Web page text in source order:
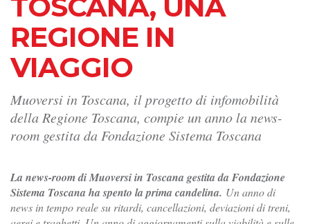
REGIONE IN
VIAGGIO
Muoversi in Toscana, il progetto di infomobilità
della Regione Toscana, compie un anno la news-
room gestita da Fondazione Sistema Toscana
La news-room di Muoversi in Toscana gestita da Fondazione
Sistema Toscana ha spento la prima candelina. Un anno di
news in tempo reale su ritardi, cancellazioni, deviazioni di treni,